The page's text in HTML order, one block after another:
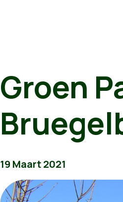
Groen
19 Maart 2021